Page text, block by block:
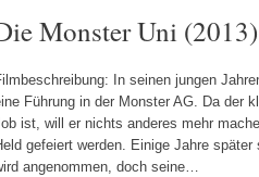
Monster Uni (2013)
In seinen jungen
Führung in der Monster AG. Da der
ist, will er nichts anderes mehr
gefeiert werden. Einige Jahre
angenommen, doch seine…